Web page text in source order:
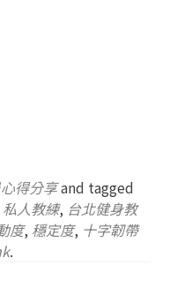
得分享and tagged
私人教練, 台北健身教
度, 穩定度, 十字韌帶
.